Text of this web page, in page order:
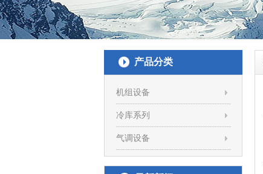
产品分类
机组设备
冷库系列
气调设备